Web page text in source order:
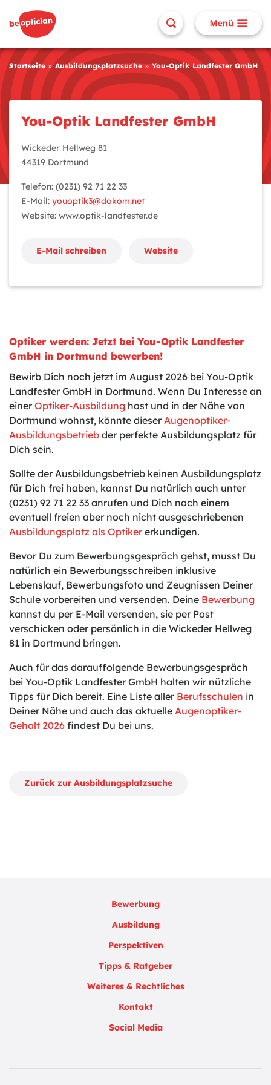
Startseite Ausbildungsplatzsuche You-Optik Landfester GmbH
You-Optik Landfester GmbH
Wickeder Hellweg 81
44319 Dortmund
Telefon: (0231) 92 71 22 33
E-Mail: youoptik3@dokom.net
Website: www.optik-landfester.de
E-Mail schreiben Website
Optiker werden: Jetzt bei You-Optik Landfester
GmbH in Dortmund bewerben!
Bewirb Dich noch jetzt im August 2026 bei You-Optik
Landfester GmbH in Dortmund. Wenn Du Interesse an
einer Optiker-Ausbildung hast und in der Nähe von
Dortmund wohnst, könnte dieser Augenoptiker-
Ausbildungsbetrieb der perfekte Ausbildungsplatz für
Dich sein.
Sollte der Ausbildungsbetrieb keinen Ausbildungsplatz
für Dich frei haben, kannst Du natürlich auch unter
(0231) 92 71 22 33 anrufen und Dich nach einem
eventuell freien aber noch nicht ausgeschriebenen
Ausbildungsplatz als Optiker erkundigen.
Bevor Du zum Bewerbungsgespräch gehst, musst Du
natürlich ein Bewerbungsschreiben inklusive
Lebenslauf, Bewerbungsfoto und Zeugnissen Deiner
Schule vorbereiten und versenden. Deine Bewerbung
kannst du per E-Mail versenden, sie per Post
verschicken oder persönlich in die Wickeder Hellweg
81 in Dortmund bringen.
Auch für das darauffolgende Bewerbungsgespräch
bei You-Optik Landfester GmbH halten wir nützliche
Tipps für Dich bereit. Eine Liste aller Berufsschulen in
Deiner Nähe und auch das aktuelle Augenoptiker-
Gehalt 2026 findest Du bei uns.
Zurück zur Ausbildungsplatzsuche
Bewerbung
Ausbildung
Perspektiven
Tipps & Ratgeber
Weiteres & Rechtliches
Kontakt
Social Media